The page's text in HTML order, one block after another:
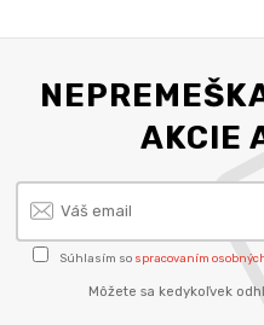
AKCIE
Súhlasím so spracovaním
Môžete sa kedykoľvek